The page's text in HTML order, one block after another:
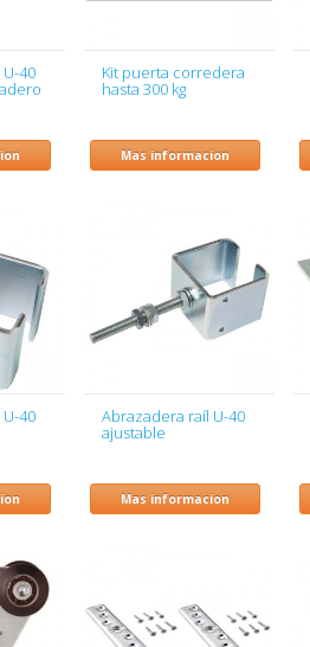
40 Kit puerta corredera
hasta 300 kg
Mas informacion
40 Abrazadera raíl U-40
ajustable
Mas informacion